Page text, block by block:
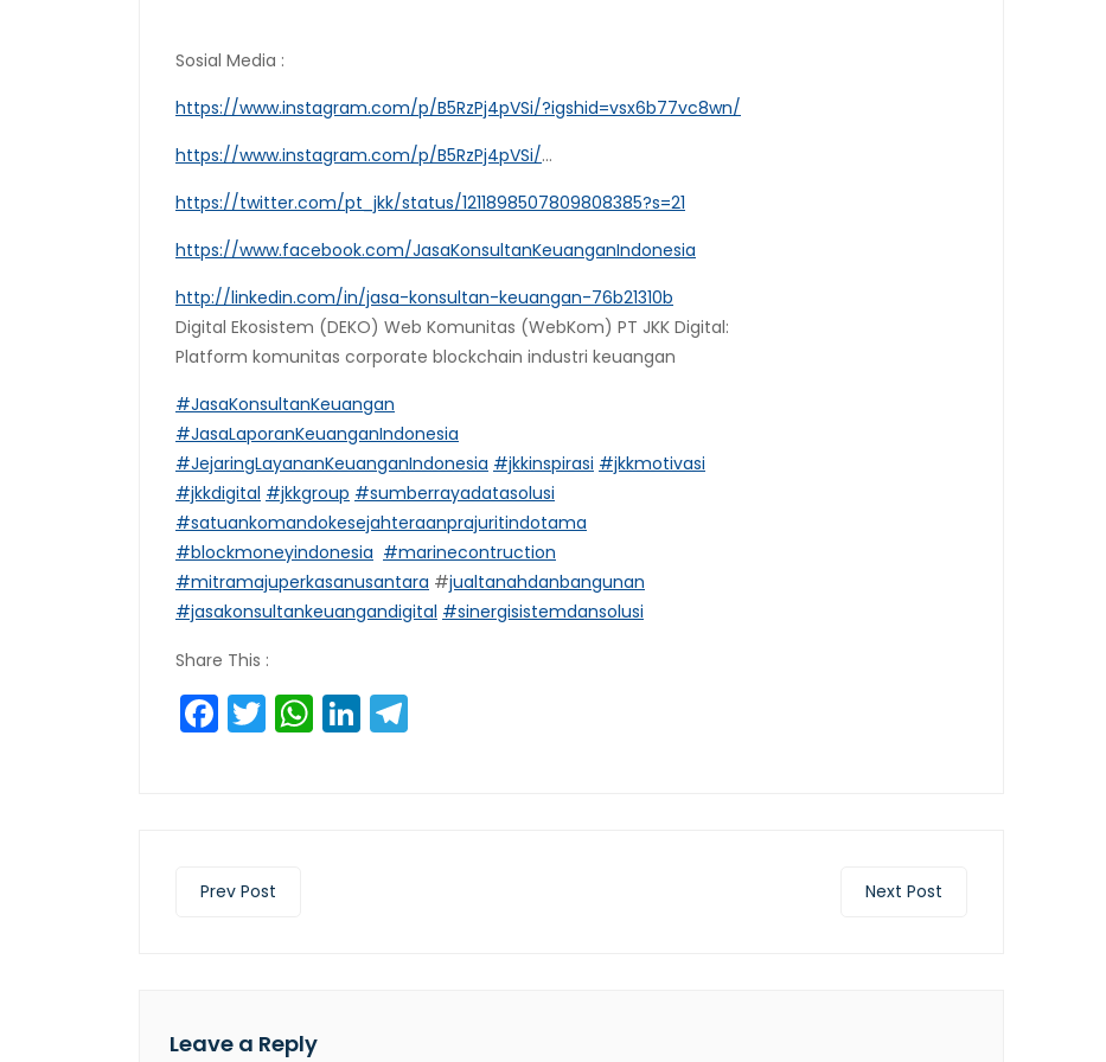
Sosial Media :
https://www.instagram.com/p/B5RzPj4pVSi/?igshid=vsx6b77vc8wn/
https://www.instagram.com/p/B5RzPj4pVSi/…
https://twitter.com/pt_jkk/status/1211898507809808385?s=21
https://www.facebook.com/JasaKonsultanKeuanganIndonesia
http://linkedin.com/in/jasa-konsultan-keuangan-76b21310b
Digital Ekosistem (DEKO) Web Komunitas (WebKom) PT JKK Digital:
Platform komunitas corporate blockchain industri keuangan
#JasaKonsultanKeuangan
#JasaLaporanKeuanganIndonesia
#JejaringLayananKeuanganIndonesia #jkkinspirasi #jkkmotivasi
#jkkdigital #jkkgroup #sumberrayadatasolusi
#satuankomandokesejahteraanprajuritindotama
#blockmoneyindonesia #marinecontruction
#mitramajuperkasanusantara #jualtanahdanbangunan
#jasakonsultankeuangandigital #sinergisistemdansolusi
Share This :
Facebook
Twitter
WhatsApp
LinkedIn
Prev Post Next Post
Leave a Reply